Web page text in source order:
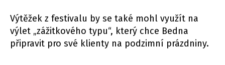
Výtěžek z festivalu by se také mohl využít na
výlet „zážitkového typu“, který chce Bedna
připravit pro své klienty na podzimní prázdniny.